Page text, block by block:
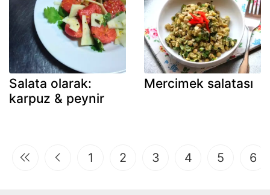
Salata olarak:
karpuz & peynir
Mercimek salatası
1 2 3 4 5 6